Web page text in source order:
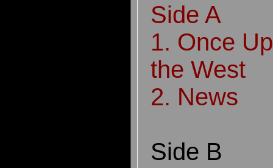
Side A
1. Once
the West
2. News
Side B